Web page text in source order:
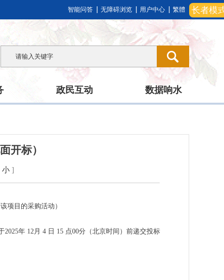
长者模
智能问答 无障碍浏览 用户中心 繁體
政民互动 数据响水
开标）
小 ]
项目的采购活动）
年 12月 4 日 15 点00分（北京时间）前递交投标